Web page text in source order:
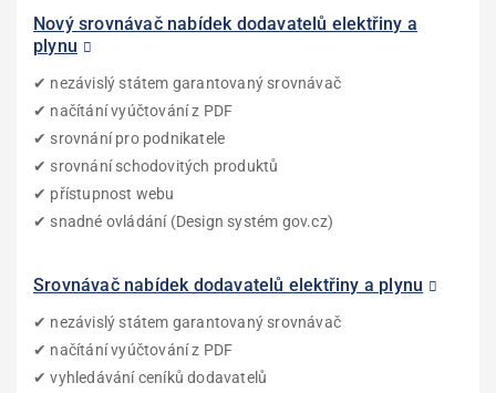
Nový srovnávač nabídek dodavatelů elektřiny a
plynu
✔ nezávislý státem garantovaný srovnávač
✔ načítání vyúčtování z PDF
✔ srovnání pro podnikatele
✔ srovnání schodovitých produktů
✔ přístupnost webu
✔ snadné ovládání (Design systém gov.cz)
Srovnávač nabídek dodavatelů elektřiny a plynu
✔ nezávislý státem garantovaný srovnávač
✔ načítání vyúčtování z PDF
✔ vyhledávání ceníků dodavatelů
Přístup do administrace
V případě dotazů nás kontaktujte na e-mailové adrese:
data@eru.gov.cz